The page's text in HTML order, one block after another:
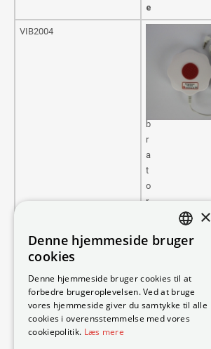
e
VIB2004
b
r
a
t
o
r
v
d
,
3
m
DANISH
ENGLISH
GERMAN
×
Denne hjemmeside bruger
cookies
Denne hjemmeside bruger cookies til at
forbedre brugeroplevelsen. Ved at bruge
vores hjemmeside giver du samtykke til alle
cookies i overensstemmelse med vores
cookiepolitik. Læs mere